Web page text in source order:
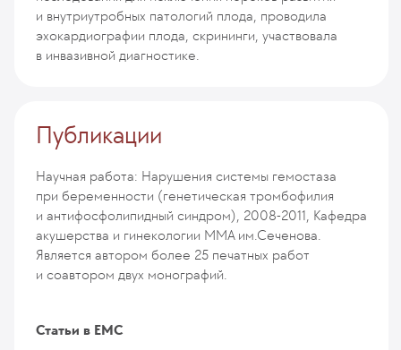
и внутриутробных патологий плода, проводила
эхокардиографии плода, скрининги, участвовала
в инвазивной диагностике.
Публикации
Научная работа: Нарушения системы гемостаза
при беременности (генетическая тромбофилия
и антифосфолипидный синдром), 2008-2011, Кафедра
акушерства и гинекологии ММА им.Сеченова.
Является автором более 25 печатных работ
и соавтором двух монографий.
Статьи в ЕМС